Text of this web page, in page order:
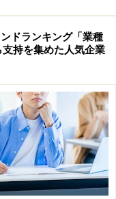
けた損害の賠
賠償なんて話が書
ドランキング「業種
持を集めた人気企業